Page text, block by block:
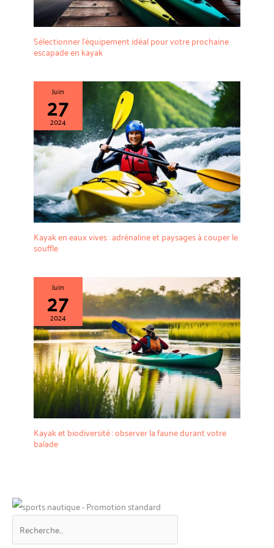
Sélectionner l’équipement idéal pour votre prochaine
escapade en kayak
Juin
27
2024
Kayak en eaux vives : adrénaline et paysages à couper le
souffle
Juin
27
2024
Kayak et biodiversité : observer la faune durant votre
balade